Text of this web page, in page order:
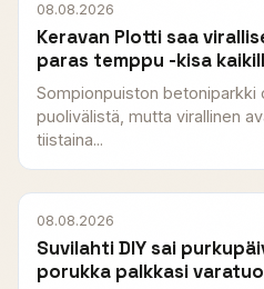
08.08.2026
Keravan Plotti saa
paras temppu -kisa
Sompionpuiston betoniparkki
puolivälistä, mutta virallinen
tiistaina...
08.08.2026
Suvilahti DIY sai
porukka palkkasi